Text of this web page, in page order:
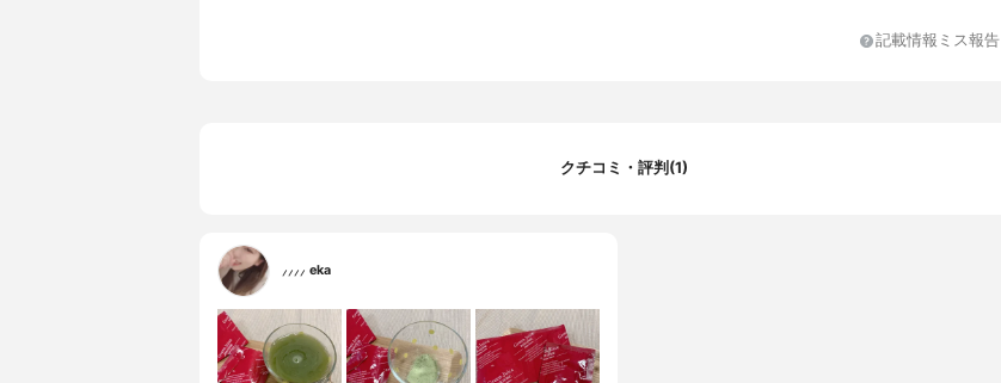
マンゴー果汁、ライチ果汁、オレンジ果汁、キウイフルーツ果汁、もも果汁、
ブルーベリー果汁、クランべリー果汁、ラズベリー果汁）、植物発酵物（デキ
記載情報ミス報告
クチコミ・評判(1)
⸝⸝⸝⸝ eka